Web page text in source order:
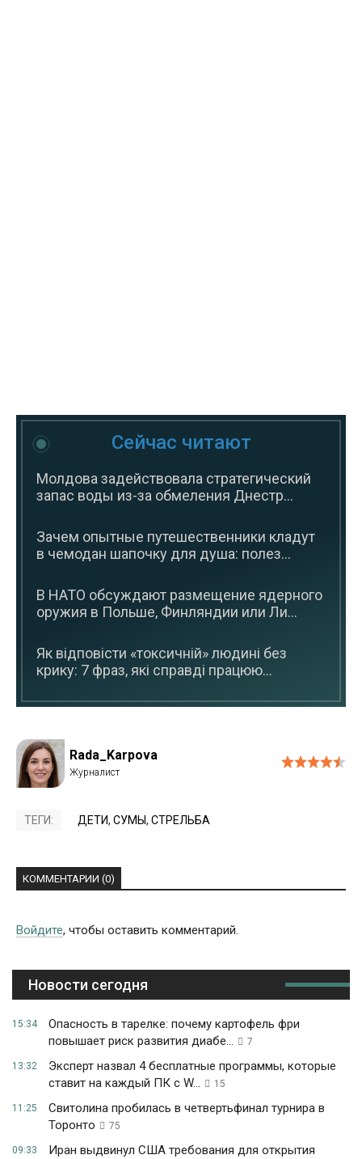
Сейчас читают
Молдова задействовала стратегический
запас воды из-за обмеления Днестр...
Зачем опытные путешественники кладут
в чемодан шапочку для душа: полез...
В НАТО обсуждают размещение ядерного
оружия в Польше, Финляндии или Ли...
Як відповісти «токсичній» людині без
крику: 7 фраз, які справді працюю...
Rada_Karpova
ТЕГИ: ДЕТИ, СУМЫ, СТРЕЛЬБА
КОММЕНТАРИИ (0)
Войдите, чтобы оставить комментарий.
Новости сегодня
15:34
Опасность в тарелке: почему картофель фри
повышает риск развития диабе...
7
13:32
Эксперт назвал 4 бесплатные программы, которые
ставит на каждый ПК с W...
15
11:25
Свитолина пробилась в четвертьфинал турнира в
Торонто
75
09:33
Иран выдвинул США требования для открытия